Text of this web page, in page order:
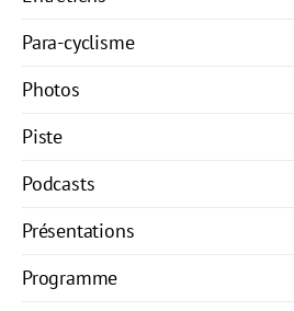
Para-cyclisme
Photos
Piste
Podcasts
Présentations
Programme